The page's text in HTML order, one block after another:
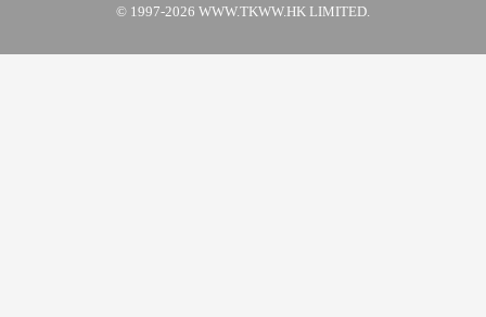
© 1997-2026 WWW.TKWW.HK LIMITED.